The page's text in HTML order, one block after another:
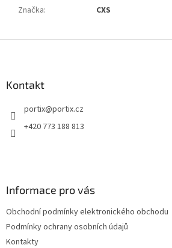
Značka: CXS
Kontakt
portix@portix.cz
+420 773 188 813
Informace pro vás
Obchodní podmínky elektronického obchodu
Podmínky ochrany osobních údajů
Kontakty